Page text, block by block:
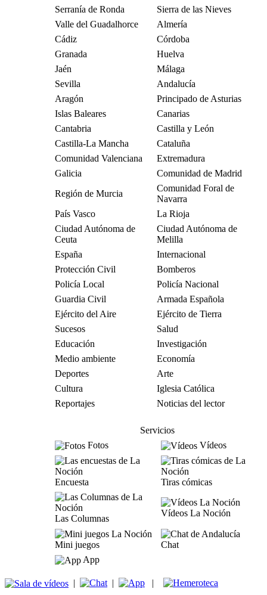
Serranía de Ronda
Sierra de las Nieves
Valle del Guadalhorce
Almería
Cádiz
Córdoba
Granada
Huelva
Jaén
Málaga
Sevilla
Andalucía
Aragón
Principado de Asturias
Islas Baleares
Canarias
Cantabria
Castilla y León
Castilla-La Mancha
Cataluña
Comunidad Valenciana
Extremadura
Galicia
Comunidad de Madrid
Región de Murcia
Comunidad Foral de
Navarra
País Vasco
La Rioja
Ciudad Autónoma de
Ceuta
Ciudad Autónoma de
Melilla
España
Internacional
Protección Civil
Bomberos
Policía Local
Policía Nacional
Guardia Civil
Armada Española
Ejército del Aire
Ejército de Tierra
Sucesos
Salud
Educación
Investigación
Medio ambiente
Economía
Deportes
Arte
Cultura
Iglesia Católica
Reportajes
Noticias del lector
Servicios
Fotos
Vídeos
Encuesta Tiras cómicas
Las Columnas
Vídeos La Noción
Mini juegos
Chat
App
| | |